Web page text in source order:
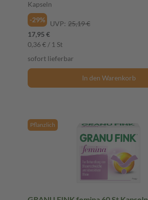
Kapseln
-29%
UVP: 25,19 €
17,95 €
0,36 € / 1 St
sofort lieferbar
In den Warenkorb
Pflanzlich